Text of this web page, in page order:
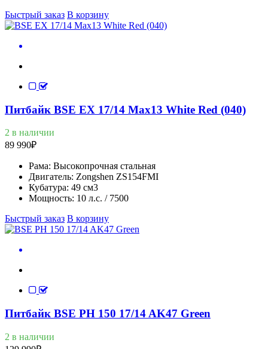
Быстрый заказ В корзину
Питбайк BSE EX 17/14 Max13 White Red (040)
2 в наличии
89 990₽
Рама: Высокопрочная стальная
Двигатель: Zongshen ZS154FMI
Кубатура: 49 см3
Мощность: 10 л.с. / 7500
Быстрый заказ В корзину
Питбайк BSE PH 150 17/14 AK47 Green
2 в наличии